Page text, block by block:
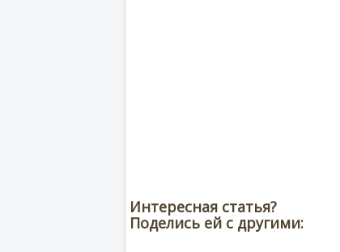
Интересная статья?
Поделись ей с другими: